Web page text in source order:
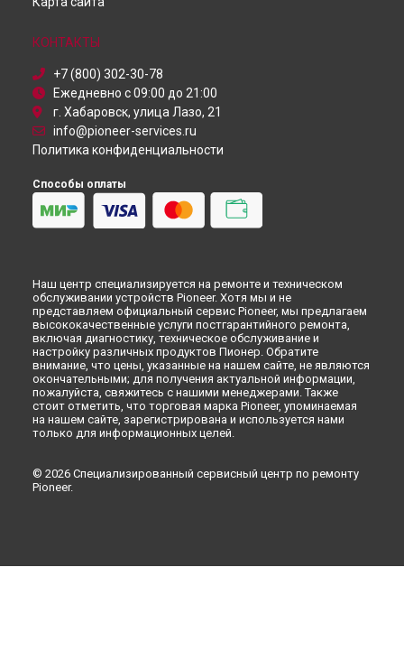
КОНТАКТЫ
+7 (800) 302-30-78
Ежедневно с 09:00 до 21:00
г. Хабаровск, улица Лазо, 21
info@pioneer-services.ru
Политика конфиденциальности
Способы оплаты
Наш центр специализируется на ремонте и техническом
обслуживании устройств Pioneer. Хотя мы и не
представляем официальный сервис Pioneer, мы предлагаем
высококачественные услуги постгарантийного ремонта,
включая диагностику, техническое обслуживание и
настройку различных продуктов Пионер. Обратите
внимание, что цены, указанные на нашем сайте, не являются
окончательными; для получения актуальной информации,
пожалуйста, свяжитесь с нашими менеджерами. Также
стоит отметить, что торговая марка Pioneer, упоминаемая
на нашем сайте, зарегистрирована и используется нами
только для информационных целей.
© 2026 Специализированный сервисный центр по ремонту
Pioneer.